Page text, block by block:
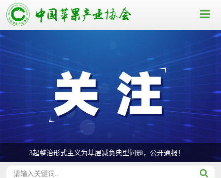
3起整治形式主义为基层减负典型问题，公开通报！